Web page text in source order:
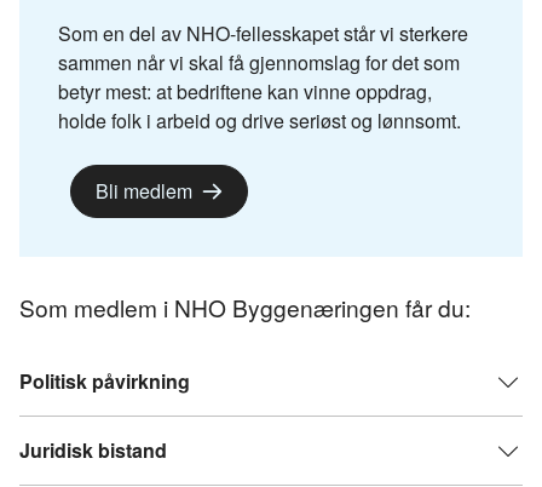
Som en del av NHO-fellesskapet står vi sterkere
sammen når vi skal få gjennomslag for det som
betyr mest: at bedriftene kan vinne oppdrag,
holde folk i arbeid og drive seriøst og lønnsomt.
Bli medlem
Som medlem i NHO Byggenæringen får du:
Politisk påvirkning
Juridisk bistand